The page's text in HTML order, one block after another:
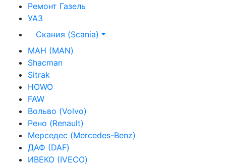
Ремонт Газель
УАЗ
Скания (Scania)
МАН (MAN)
Shacman
Sitrak
HOWO
FAW
Вольво (Volvo)
Рено (Renault)
Мерседес (Mercedes-Benz)
ДАФ (DAF)
ИВЕКО (IVECO)